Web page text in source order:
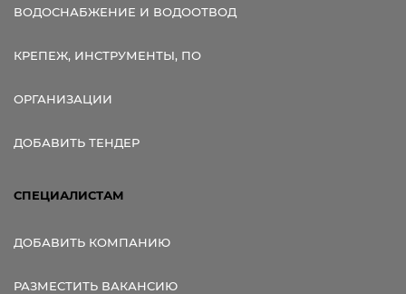
ВОДОСНАБЖЕНИЕ И ВОДООТВОД
КРЕПЕЖ, ИНСТРУМЕНТЫ, ПО
ОРГАНИЗАЦИИ
ДОБАВИТЬ ТЕНДЕР
СПЕЦИАЛИСТАМ
ДОБАВИТЬ КОМПАНИЮ
РАЗМЕСТИТЬ ВАКАНСИЮ